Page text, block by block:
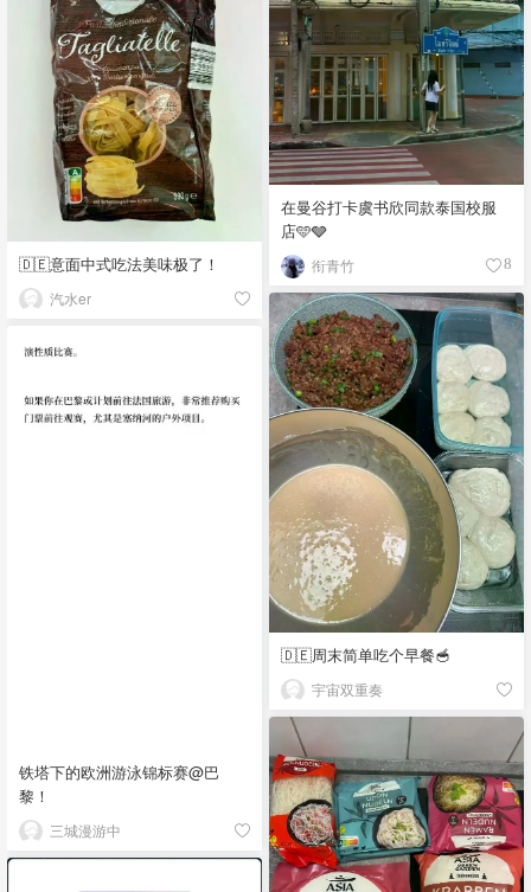
在曼谷打卡虞书欣同款泰国校服
店🩵🩶
衔青竹 8
🇩🇪意面中式吃法美味极了！
汽水er
🇩🇪周末简单吃个早餐🥣
宇宙双重奏
铁塔下的欧洲游泳锦标赛@巴
黎！
三城漫游中